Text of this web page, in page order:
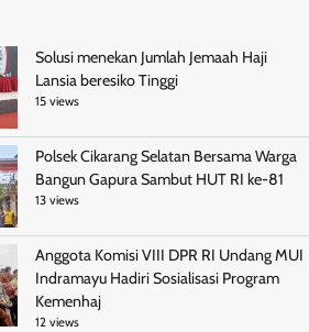
Solusi menekan Jumlah Jemaah Haji
Lansia beresiko Tinggi
15 views
Polsek Cikarang Selatan Bersama Warga
Bangun Gapura Sambut HUT RI ke-81
13 views
Anggota Komisi VIII DPR RI Undang MUI
Indramayu Hadiri Sosialisasi Program
Kemenhaj
12 views